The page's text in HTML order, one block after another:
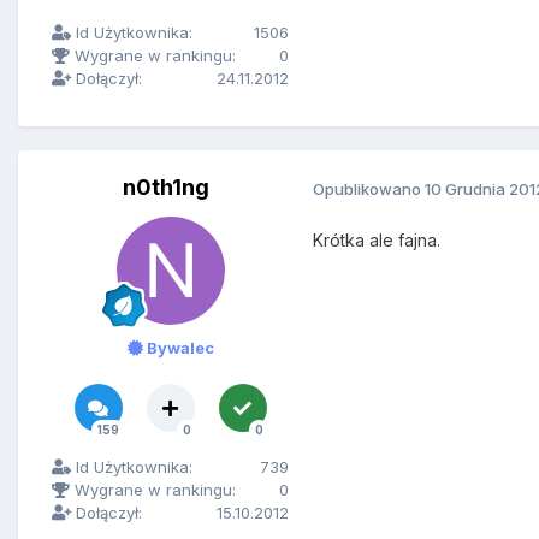
Id Użytkownika:
1506
Wygrane w rankingu:
0
Dołączył:
24.11.2012
n0th1ng
Bywalec
159 0 0
Id Użytkownika:
739
Wygrane w rankingu:
0
Dołączył:
15.10.2012
Opublikowano 10 Grudnia
Krótka ale fajna.